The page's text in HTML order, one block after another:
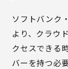
ソフトバンク
より、クラウ
クセスできる
バーを持つ必